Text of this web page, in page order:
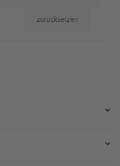
zurücksetzen